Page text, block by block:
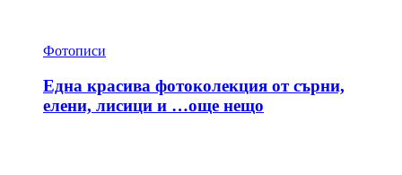
Фотописи
Една красива фотоколекция от сърни,
елени, лисици и …още нещо